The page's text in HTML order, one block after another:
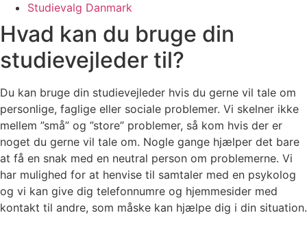
Studievalg Danmark
Hvad kan du bruge din
studievejleder til?
Du kan bruge din studievejleder hvis du gerne vil tale om
personlige, faglige eller sociale problemer. Vi skelner ikke
mellem ”små” og ”store” problemer, så kom hvis der er
noget du gerne vil tale om. Nogle gange hjælper det bare
at få en snak med en neutral person om problemerne. Vi
har mulighed for at henvise til samtaler med en psykolog
og vi kan give dig telefonnumre og hjemmesider med
kontakt til andre, som måske kan hjælpe dig i din situation.